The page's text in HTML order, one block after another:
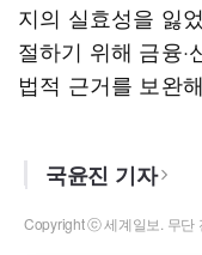
지의 실효성을 잃
절하기 위해 금융
법적 근거를 보완
국윤진 기자
Copyright ⓒ 세계일보. 무단